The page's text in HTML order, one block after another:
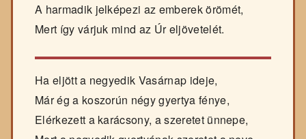
A harmadik jelképezi az emberek örömét,
Mert így várjuk mind az Úr eljövetelét.
Ha eljött a negyedik Vasárnap ideje,
Már ég a koszorún négy gyertya fénye,
Elérkezett a karácsony, a szeretet ünnepe,